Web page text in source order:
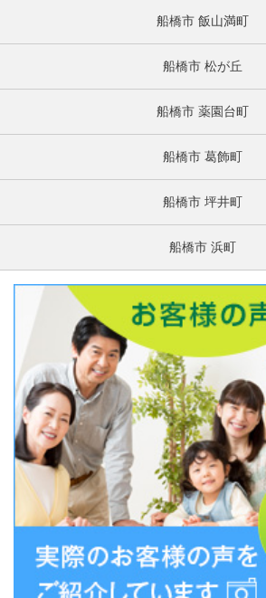
船橋市 飯山満町
船橋市 松が丘
船橋市 薬園台町
船橋市 葛飾町
船橋市 坪井町
船橋市 浜町